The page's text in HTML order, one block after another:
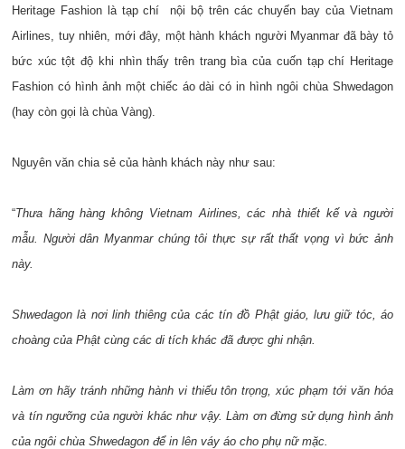
Heritage Fashion là tạp chí nội bộ trên các chuyến bay của Vietnam
Airlines, tuy nhiên, mới đây, một hành khách người Myanmar đã bày tỏ
bức xúc tột độ khi nhìn thấy trên trang bìa của cuốn tạp chí Heritage
Fashion có hình ảnh một chiếc áo dài có in hình ngôi chùa Shwedagon
(hay còn gọi là chùa Vàng).
Nguyên văn chia sẻ của hành khách này như sau:
“Thưa hãng hàng không Vietnam Airlines, các nhà thiết kế và người
mẫu. Người dân Myanmar chúng tôi thực sự rất thất vọng vì bức ảnh
này.
Shwedagon là nơi linh thiêng của các tín đồ Phật giáo, lưu giữ tóc, áo
choàng của Phật cùng các di tích khác đã được ghi nhận.
Làm ơn hãy tránh những hành vi thiếu tôn trọng, xúc phạm tới văn hóa
và tín ngưỡng của người khác như vậy. Làm ơn đừng sử dụng hình ảnh
của ngôi chùa Shwedagon để in lên váy áo cho phụ nữ mặc.